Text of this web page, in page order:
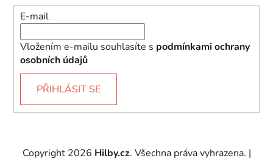
E-mail
Vložením e-mailu souhlasíte s podmínkami ochrany
osobních údajů
PŘIHLÁSIT SE
Copyright 2026 Hilby.cz. Všechna práva vyhrazena. |